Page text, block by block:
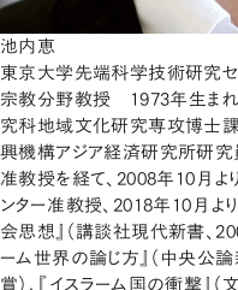
池内恵
東京大学先端科学技術研究セ
宗教分野教授 1973年生ま
究科地域文化研究専攻博士
興機構アジア経済研究所研究
准教授を経て、2008年10月
ンター准教授、2018年10月よ
会思想』（講談社現代新書、
ーム世界の論じ方』（中央公
賞）、『イスラーム国の衝撃』